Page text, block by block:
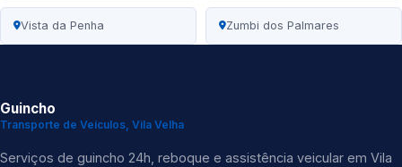
Vista da Penha Zumbi dos Palmares
Guincho
Transporte de Veículos, Vila Velha
Serviços de guincho 24h, reboque e assistência veicular em Vila